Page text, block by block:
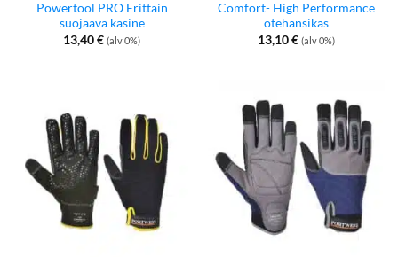
Powertool PRO Erittäin
suojaava käsine
13,40€ (alv 0%)
Comfort- High Performance
otehansikas
13,10€ (alv 0%)